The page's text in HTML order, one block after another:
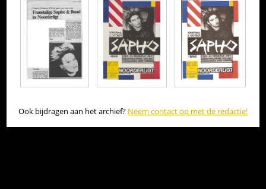
Ook bijdragen aan het archief? Neem contact op met de redactie!